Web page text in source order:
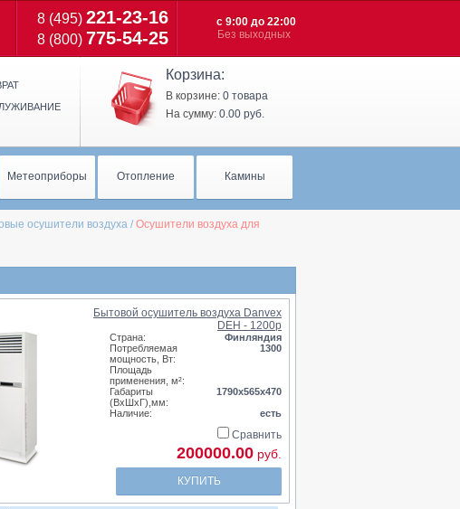
8 (495) 221-23-16
8 (800) 775-54-25
с 9:00 до 22:00
Без выходных
Корзина:
В корзине: 0 товара
На сумму: 0.00 руб.
Метеоприборы Отопление Камины
осушители воздуха / Осушители воздуха для
Бытовой осушитель воздуха Danvex
DEH - 1200p
Страна:
Финляндия
Потребляемая
мощность, Вт:
1300
Площадь
применения, м²:
Габариты
(ВхШхГ),мм:
1790x565x470
Наличие:
есть
Сравнить
200000.00 руб.
КУПИТЬ